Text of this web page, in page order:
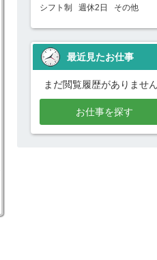
シフト制
週休2日 その他
最近見たお仕事
まだ閲覧履歴がありません
お仕事を探す